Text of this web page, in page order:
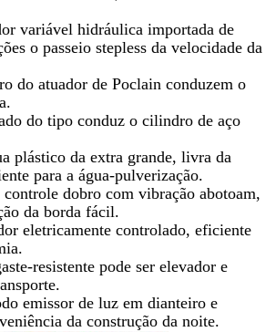
variável hidráulica importada de
o passeio stepless da velocidade da
do atuador de Poclain conduzem o
do tipo conduz o cilindro de aço
plástico da extra grande, livra da
para a água-pulverização.
controle dobro com vibração abotoam,
da borda fácil.
eletricamente controlado, eficiente
resistente pode ser elevador e
emissor de luz em dianteiro e
da construção da noite.